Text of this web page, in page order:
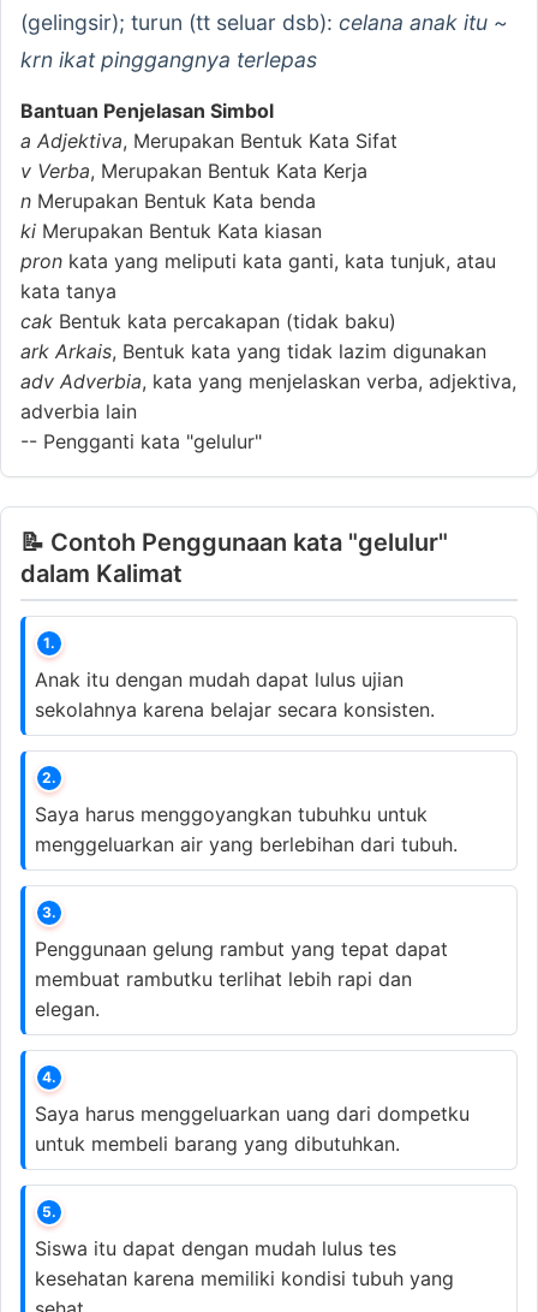
(gelingsir); turun (tt seluar dsb): celana anak itu ~
krn ikat pinggangnya terlepas
Bantuan Penjelasan Simbol
a Adjektiva, Merupakan Bentuk Kata Sifat
v Verba, Merupakan Bentuk Kata Kerja
n Merupakan Bentuk Kata benda
ki Merupakan Bentuk Kata kiasan
pron kata yang meliputi kata ganti, kata tunjuk, atau
kata tanya
cak Bentuk kata percakapan (tidak baku)
ark Arkais, Bentuk kata yang tidak lazim digunakan
adv Adverbia, kata yang menjelaskan verba, adjektiva,
adverbia lain
-- Pengganti kata "gelulur"
📝 Contoh Penggunaan kata "gelulur"
dalam Kalimat
1.
Anak itu dengan mudah dapat lulus ujian
sekolahnya karena belajar secara konsisten.
2.
Saya harus menggoyangkan tubuhku untuk
menggeluarkan air yang berlebihan dari tubuh.
3.
Penggunaan gelung rambut yang tepat dapat
membuat rambutku terlihat lebih rapi dan
elegan.
4.
Saya harus menggeluarkan uang dari dompetku
untuk membeli barang yang dibutuhkan.
5.
Siswa itu dapat dengan mudah lulus tes
kesehatan karena memiliki kondisi tubuh yang